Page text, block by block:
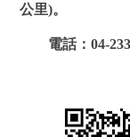
公里)。
電話：04-